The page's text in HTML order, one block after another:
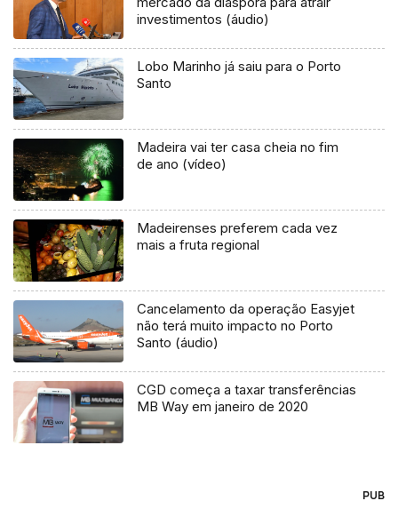
investimentos (áudio)
Lobo Marinho já saiu para o Porto
Santo
Madeira vai ter casa cheia no fim
de ano (vídeo)
Madeirenses preferem cada vez
mais a fruta regional
Cancelamento da operação Easyjet
não terá muito impacto no Porto
Santo (áudio)
CGD começa a taxar transferências
MB Way em janeiro de 2020
PUB